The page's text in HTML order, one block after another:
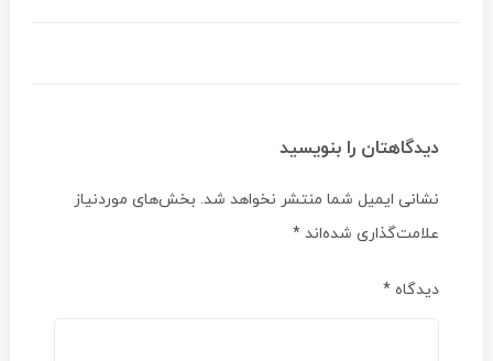
دیدگاهتان را بنویسید
نشانی ایمیل شما منتشر نخواهد شد. بخش‌های موردنیاز
علامت‌گذاری شده‌اند*
دیدگاه*